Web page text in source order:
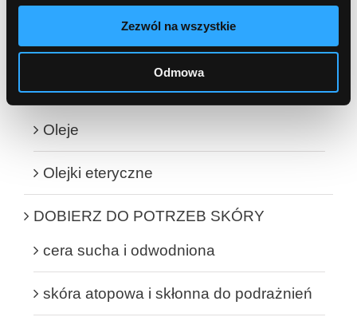
Zezwól na wszystkie
Odmowa
Peelingi do ciała
JAMA USTNA
OLEJE i OLEJKI
Oleje
Olejki eteryczne
DOBIERZ DO POTRZEB SKÓRY
cera sucha i odwodniona
skóra atopowa i skłonna do podrażnień